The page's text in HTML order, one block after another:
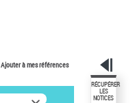
Ajouter à mes références
RÉCUPÉRER
LES
NOTICES